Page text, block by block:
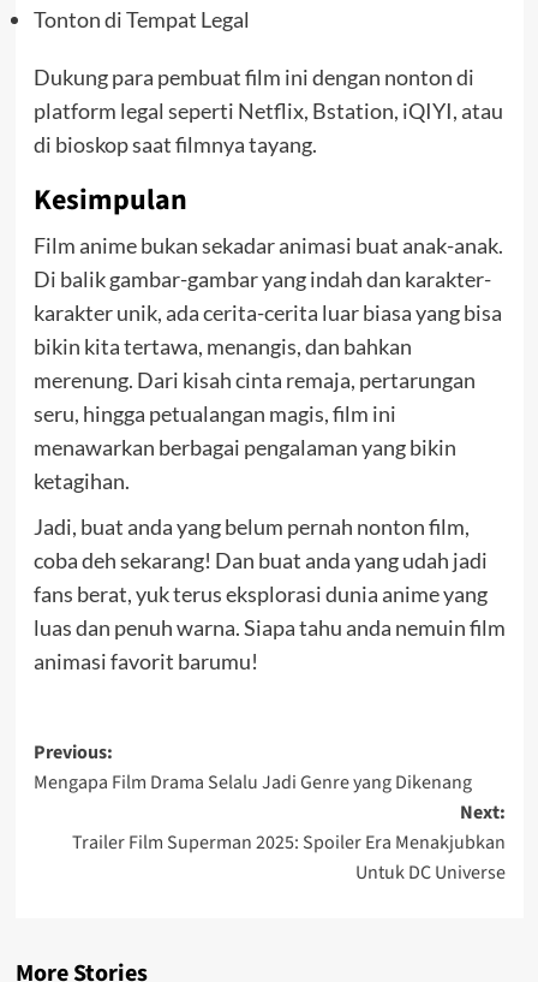
Tonton di Tempat Legal
Dukung para pembuat film ini dengan nonton di
platform legal seperti Netflix, Bstation, iQIYI, atau
di bioskop saat filmnya tayang.
Kesimpulan
Film anime bukan sekadar animasi buat anak-anak.
Di balik gambar-gambar yang indah dan karakter-
karakter unik, ada cerita-cerita luar biasa yang bisa
bikin kita tertawa, menangis, dan bahkan
merenung. Dari kisah cinta remaja, pertarungan
seru, hingga petualangan magis, film ini
menawarkan berbagai pengalaman yang bikin
ketagihan.
Jadi, buat anda yang belum pernah nonton film,
coba deh sekarang! Dan buat anda yang udah jadi
fans berat, yuk terus eksplorasi dunia anime yang
luas dan penuh warna. Siapa tahu anda nemuin film
animasi favorit barumu!
Post
navigation
Previous:
Mengapa Film Drama Selalu Jadi Genre yang Dikenang
Next:
Trailer Film Superman 2025: Spoiler Era Menakjubkan
Untuk DC Universe
More Stories